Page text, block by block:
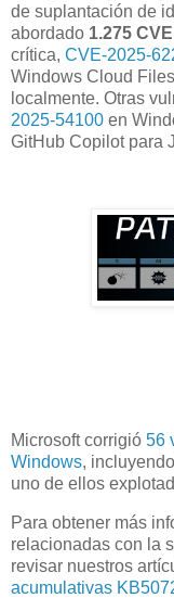
de suplantación de
abordado 1.275 CVE
crítica, CVE-2025-
Windows Cloud
localmente. Otras
2025-54100 en
GitHub Copilot para
Microsoft corrigió 56
Windows,
uno de ellos
Para obtener más
relacionadas con la
revisar nuestros
acumulativas